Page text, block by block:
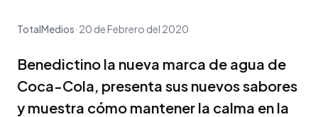
TotalMedios 20 de Febrero del 2020
Benedictino la nueva marca de agua de
Coca-Cola, presenta sus nuevos sabores
y muestra cómo mantener la calma en la